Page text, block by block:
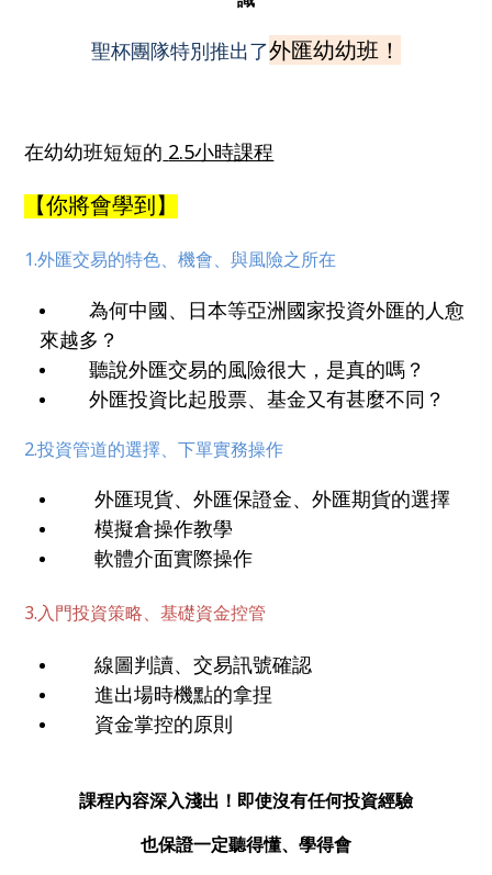
聖杯團隊特別推出了外匯幼幼班！
在幼幼班短短的 2.5小時課程
【你將會學到】
1.外匯交易的特色、機會、與風險之所在
為何中國、日本等亞洲國家投資外匯的人愈
來越多？
聽說外匯交易的風險很大，是真的嗎？
外匯投資比起股票、基金又有甚麼不同？
2.投資管道的選擇、下單實務操作
外匯現貨、外匯保證金、外匯期貨的選擇
模擬倉操作教學
軟體介面實際操作
3.入門投資策略、基礎資金控管
線圖判讀、交易訊號確認
進出場時機點的拿捏
資金掌控的原則
課程內容深入淺出！即使沒有任何投資經驗
也保證一定聽得懂、學得會